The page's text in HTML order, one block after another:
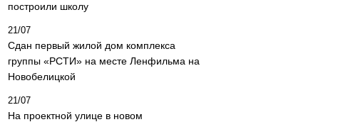
построили школу
21/07
Сдан первый жилой дом комплекса
группы «РСТИ» на месте Ленфильма на
Новобелицкой
21/07
На проектной улице в новом